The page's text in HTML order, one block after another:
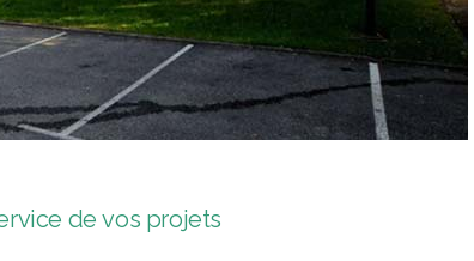
de vos projets